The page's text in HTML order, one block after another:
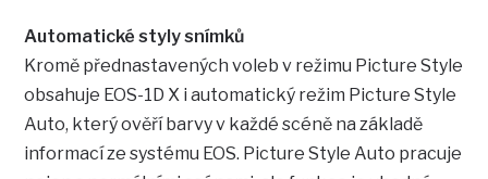
Automatické styly snímků
Kromě přednastavených voleb v režimu Picture Style
obsahuje EOS-1D X i automatický režim Picture Style
Auto, který ověří barvy v každé scéně na základě
informací ze systému EOS. Picture Style Auto pracuje